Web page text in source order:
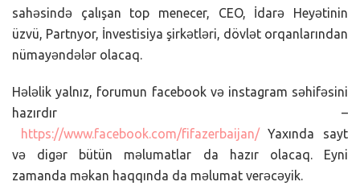
sahəsində çalışan top menecer, CEO, İdarə Heyətinin
üzvü, Partnyor, İnvestisiya şirkətləri, dövlət orqanlarından
nümayəndələr olacaq.
Hələlik yalnız, forumun facebook və instagram səhifəsini
hazırdır –
https://www.facebook.com/fifazerbaijan/Yaxında sayt
və digər bütün məlumatlar da hazır olacaq. Eyni
zamanda məkan haqqında da məlumat verəcəyik.